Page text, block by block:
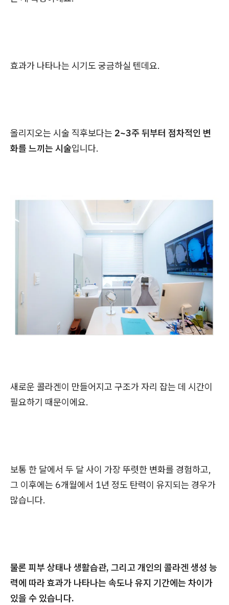
효과가 나타나는 시기도 궁금하실 텐데요.
올리지오는 시술 직후보다는 2~3주 뒤부터 점차적인 변
화를 느끼는 시술입니다.
새로운 콜라겐이 만들어지고 구조가 자리 잡는 데 시간이
필요하기 때문이에요.
보통 한 달에서 두 달 사이 가장 뚜렷한 변화를 경험하고,
그 이후에는 6개월에서 1년 정도 탄력이 유지되는 경우가
많습니다.
물론 피부 상태나 생활습관, 그리고 개인의 콜라겐 생성 능
력에 따라 효과가 나타나는 속도나 유지 기간에는 차이가
있을 수 있습니다.